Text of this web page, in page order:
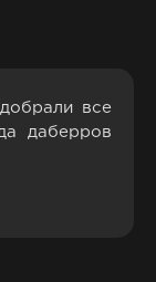
все
даберров